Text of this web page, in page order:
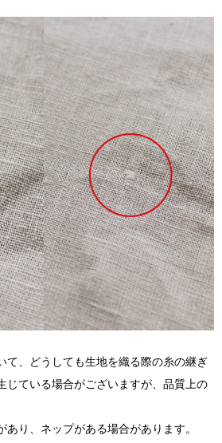
て、どうしても生地を織る際の糸の継ぎ
じている場合がございますが、品質上の
あり、ネップがある場合があります。